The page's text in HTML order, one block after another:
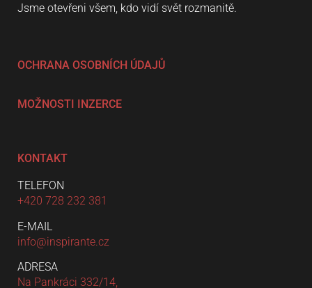
Jsme otevřeni všem, kdo vidí svět rozmanitě.
OCHRANA OSOBNÍCH ÚDAJŮ
MOŽNOSTI INZERCE
KONTAKT
TELEFON
+420 728 232 381
E-MAIL
info@inspirante.cz
ADRESA
Na Pankráci 332/14,